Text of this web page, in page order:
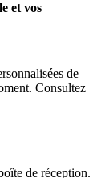
et vos
de
Consultez
de réception.